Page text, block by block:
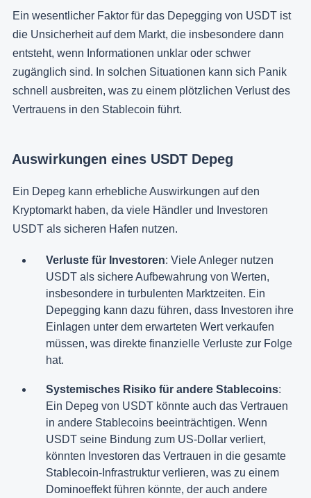
Ein wesentlicher Faktor für das Depegging von USDT ist
die Unsicherheit auf dem Markt, die insbesondere dann
entsteht, wenn Informationen unklar oder schwer
zugänglich sind. In solchen Situationen kann sich Panik
schnell ausbreiten, was zu einem plötzlichen Verlust des
Vertrauens in den Stablecoin führt.
Auswirkungen eines USDT Depeg
Ein Depeg kann erhebliche Auswirkungen auf den
Kryptomarkt haben, da viele Händler und Investoren
USDT als sicheren Hafen nutzen.
Verluste für Investoren: Viele Anleger nutzen
USDT als sichere Aufbewahrung von Werten,
insbesondere in turbulenten Marktzeiten. Ein
Depegging kann dazu führen, dass Investoren ihre
Einlagen unter dem erwarteten Wert verkaufen
müssen, was direkte finanzielle Verluste zur Folge
hat​.
Systemisches Risiko für andere Stablecoins:
Ein Depeg von USDT könnte auch das Vertrauen
in andere Stablecoins beeinträchtigen. Wenn
USDT seine Bindung zum US-Dollar verliert,
könnten Investoren das Vertrauen in die gesamte
Stablecoin-Infrastruktur verlieren, was zu einem
Dominoeffekt führen könnte, der auch andere